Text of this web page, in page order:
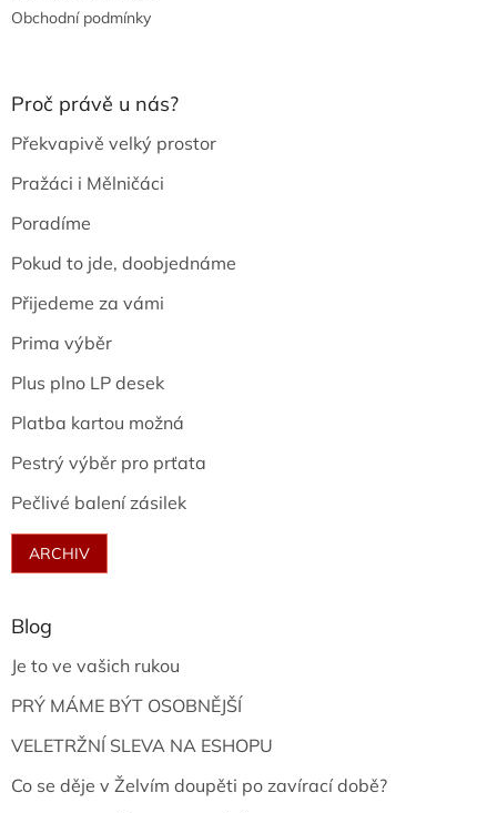
Obchodní podmínky
Proč právě u nás?
Překvapivě velký prostor
Pražáci i Mělničáci
Poradíme
Pokud to jde, doobjednáme
Přijedeme za vámi
Prima výběr
Plus plno LP desek
Platba kartou možná
Pestrý výběr pro prťata
Pečlivé balení zásilek
ARCHIV
Blog
Je to ve vašich rukou
PRÝ MÁME BÝT OSOBNĚJŠÍ
VELETRŽNÍ SLEVA NA ESHOPU
Co se děje v Želvím doupěti po zavírací době?